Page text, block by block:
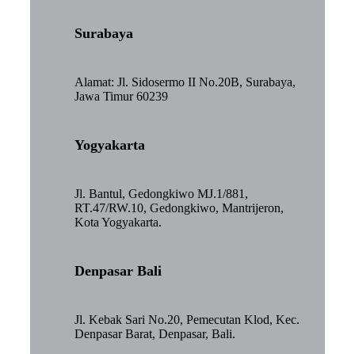
Surabaya
Alamat: Jl. Sidosermo II No.20B, Surabaya,
Jawa Timur 60239
Yogyakarta
Jl. Bantul, Gedongkiwo MJ.1/881,
RT.47/RW.10, Gedongkiwo, Mantrijeron,
Kota Yogyakarta.
Denpasar Bali
Jl. Kebak Sari No.20, Pemecutan Klod, Kec.
Denpasar Barat, Denpasar, Bali.